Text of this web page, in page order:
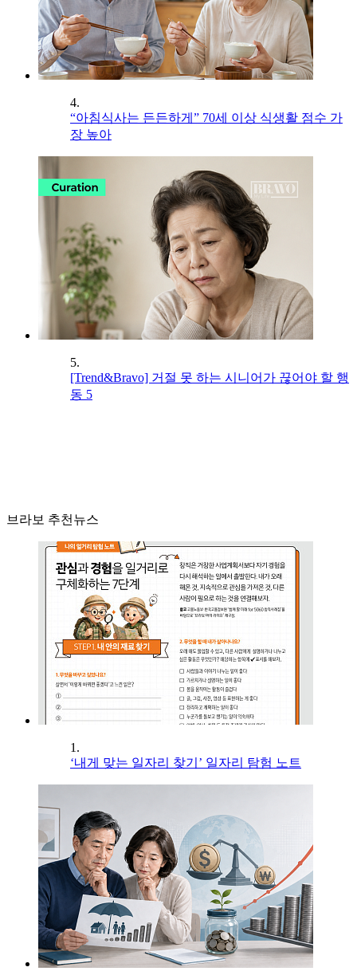
4.
“아침식사는 든든하게” 70세 이상 식생활 점수 가
장 높아
5.
[Trend&Bravo] 거절 못 하는 시니어가 끊어야 할 행
동 5
브라보 추천뉴스
1.
‘내게 맞는 일자리 찾기’ 일자리 탐험 노트